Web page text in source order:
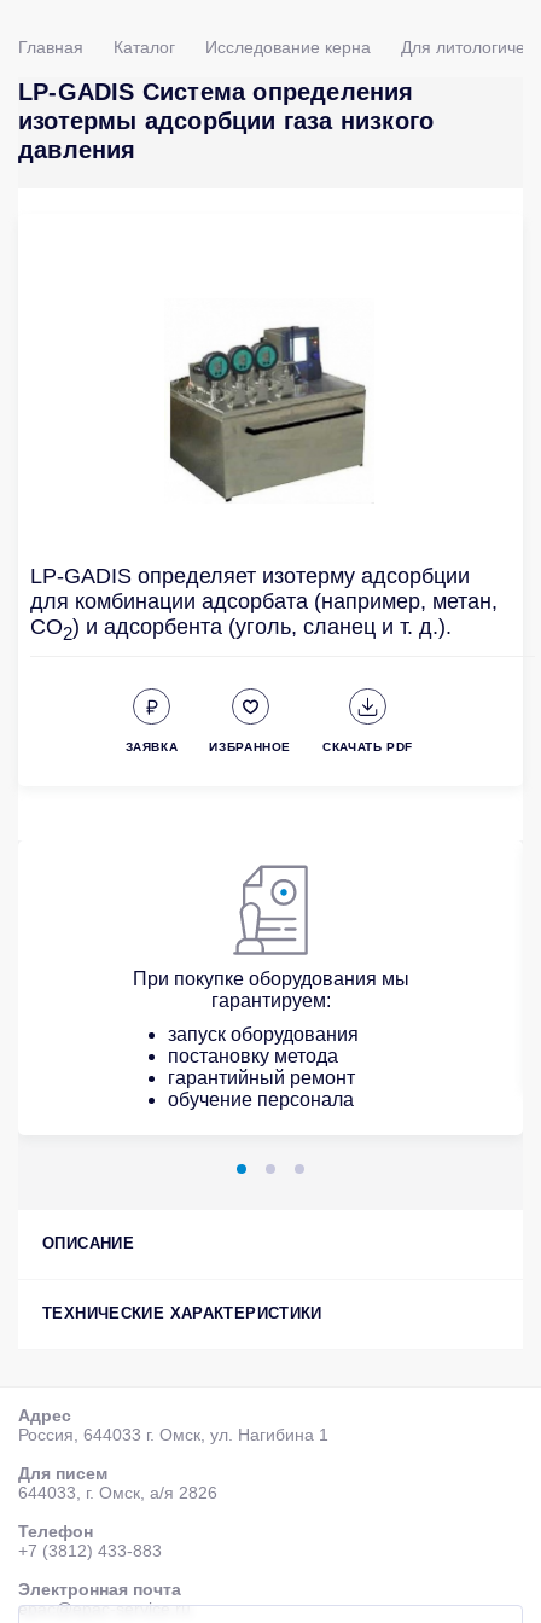
Главная Каталог Исследование керна Для
LP-GADIS Система определения
изотермы адсорбции газа низкого
давления
LP-GADIS определяет изотерму адсорбции
для комбинации адсорбата (например, метан,
CO2) и адсорбента (уголь, сланец и т. д.).
ЗАЯВКА ИЗБРАННОЕ СКАЧАТЬ PDF
При покупке оборудования мы
гарантируем:
запуск оборудования
постановку метода
гарантийный ремонт
обучение персонала
ОПИСАНИЕ
ТЕХНИЧЕСКИЕ ХАРАКТЕРИСТИКИ
Адрес
Россия, 644033 г. Омск, ул. Нагибина 1
Для писем
644033, г. Омск, а/я 2826
Телефон
+7 (3812) 433-883
Электронная почта
epac@epac-service.ru